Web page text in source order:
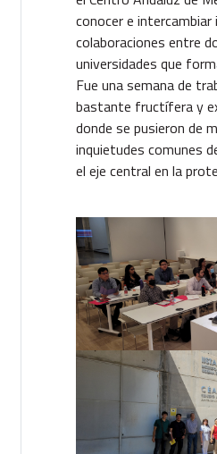
conocer e
colaboraciones entre
universidades que
Fue una semana de
bastante fructífera y
donde se pusieron de
inquietudes comunes
el eje central en la